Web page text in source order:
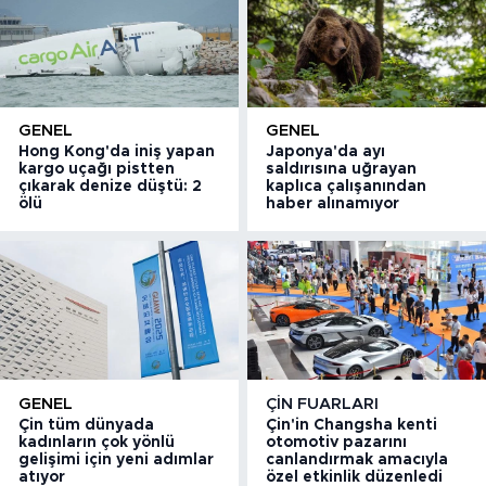
GENEL
Hong Kong'da iniş yapan
kargo uçağı pistten
çıkarak denize düştü: 2
ölü
GENEL
Japonya'da ayı
saldırısına uğrayan
kaplıca çalışanından
haber alınamıyor
GENEL
Çin tüm dünyada
kadınların çok yönlü
gelişimi için yeni adımlar
atıyor
ÇIN FUARLARI
Çin'in Changsha kenti
otomotiv pazarını
canlandırmak amacıyla
özel etkinlik düzenledi